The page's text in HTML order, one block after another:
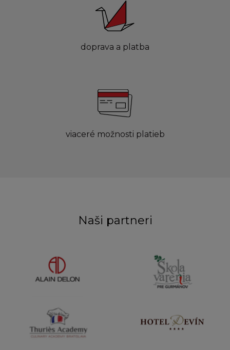
doprava a platba
viaceré možnosti platieb
Naši partneri